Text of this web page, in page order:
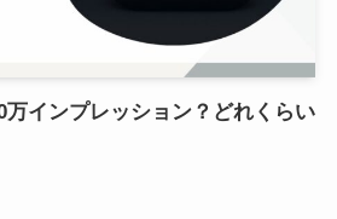
万インプレッション？どれくらい